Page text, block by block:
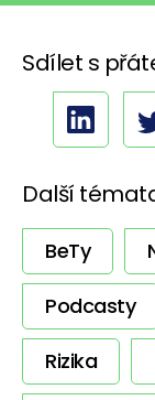
Sdílet s
Další
BeTy
Podcasty
Rizika